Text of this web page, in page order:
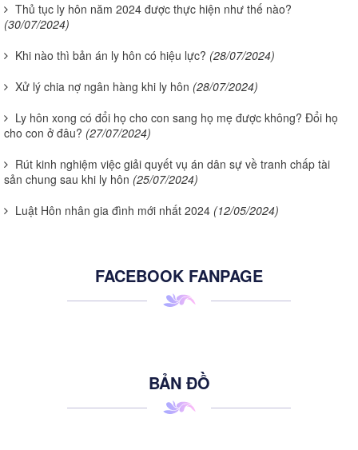
Thủ tục ly hôn năm 2024 được thực hiện như thế nào?
(30/07/2024)
Khi nào thì bản án ly hôn có hiệu lực? (28/07/2024)
Xử lý chia nợ ngân hàng khi ly hôn (28/07/2024)
Ly hôn xong có đổi họ cho con sang họ mẹ được không? Đổi họ
cho con ở đâu? (27/07/2024)
Rút kinh nghiệm việc giải quyết vụ án dân sự về tranh chấp tài
sản chung sau khi ly hôn (25/07/2024)
Luật Hôn nhân gia đình mới nhất 2024 (12/05/2024)
FACEBOOK FANPAGE
BẢN ĐỒ